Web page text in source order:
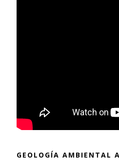
GEOLOGÍA AMBIENTAL